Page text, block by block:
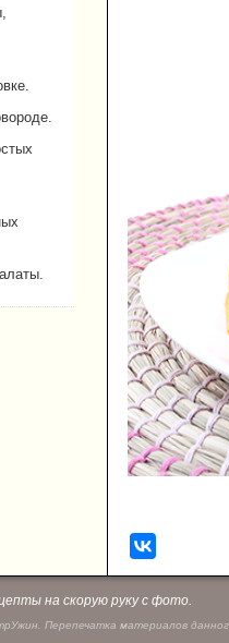
на скорую руку с фото.
Перепечатка материалов